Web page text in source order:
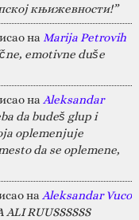
књижевности!”
на Marija Petrovih
emotivne duše
на Aleksandar
da budeš glup i
oplemenjuje
da se oplemene,
на Aleksandar Vuco
ALI RUUSSSSSS